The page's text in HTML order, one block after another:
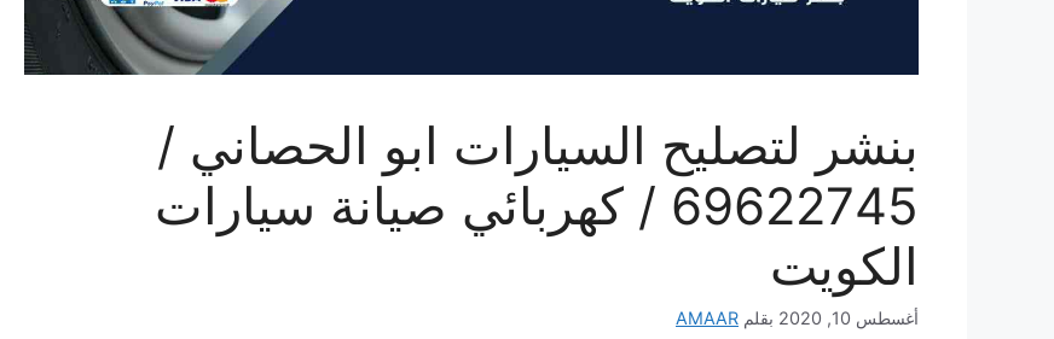
بنشر لتصليح السيارات ابو الحصاني /
69622745 / كهربائي صيانة سيارات
الكويت
أغسطس 10, 2020 بقلم AMAAR